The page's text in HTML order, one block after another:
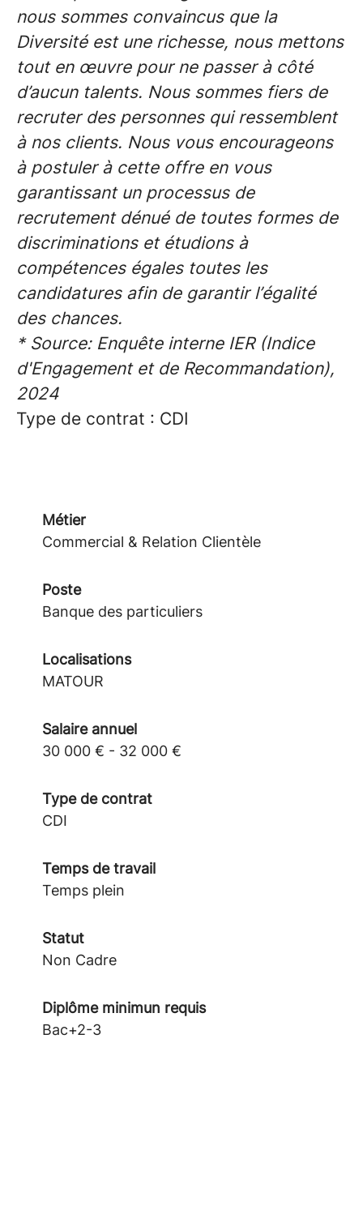
nous sommes convaincus que la
Diversité est une richesse, nous mettons
tout en œuvre pour ne passer à côté
d’aucun talents. Nous sommes fiers de
recruter des personnes qui ressemblent
à nos clients. Nous vous encourageons
à postuler à cette offre en vous
garantissant un processus de
recrutement dénué de toutes formes de
discriminations et étudions à
compétences égales toutes les
candidatures afin de garantir l’égalité
des chances.
* Source: Enquête interne IER (Indice
d'Engagement et de Recommandation),
2024
Type de contrat : CDI
Métier
Commercial & Relation Clientèle
Poste
Banque des particuliers
Localisations
MATOUR
Salaire annuel
30 000 € - 32 000 €
Type de contrat
CDI
Temps de travail
Temps plein
Statut
Non Cadre
Diplôme minimun requis
Bac+2-3